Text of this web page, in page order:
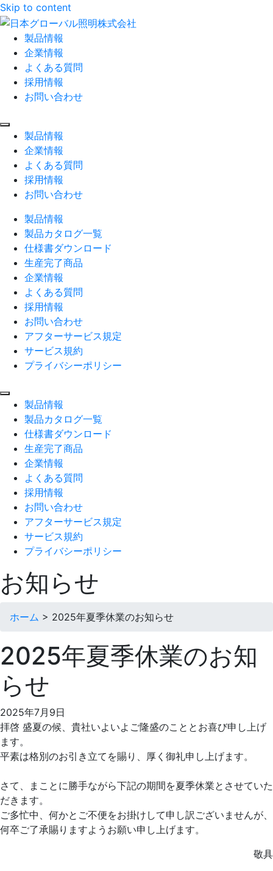
Skip to content
製品情報
企業情報
よくある質問
採用情報
お問い合わせ
製品情報
企業情報
よくある質問
採用情報
お問い合わせ
製品情報
製品カタログ一覧
仕様書ダウンロード
生産完了商品
企業情報
よくある質問
採用情報
お問い合わせ
アフターサービス規定
サービス規約
プライバシーポリシー
製品情報
製品カタログ一覧
仕様書ダウンロード
生産完了商品
企業情報
よくある質問
採用情報
お問い合わせ
アフターサービス規定
サービス規約
プライバシーポリシー
お知らせ
ホーム > 2025年夏季休業のお知らせ
2025年夏季休業のお知
らせ
2025年7月9日
拝啓 盛夏の候、貴社いよいよご隆盛のこととお喜び申し上げ
ます。
平素は格別のお引き立てを賜り、厚く御礼申し上げます。
さて、まことに勝手ながら下記の期間を夏季休業とさせていた
だきます。
ご多忙中、何かとご不便をお掛けして申し訳ございませんが、
何卒ご了承賜りますようお願い申し上げます。
敬具